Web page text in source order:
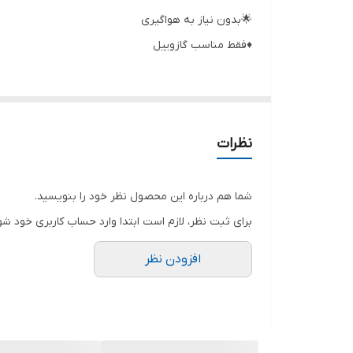
🌟بدون نیاز به هواگیری
♦️فقط مناسب گازوییل
نظرات
شما هم درباره این محصول نظر خود را بنویسید.
برای ثبت نظر، لازم است ابتدا وارد حساب کاربری خود
افزودن نظر